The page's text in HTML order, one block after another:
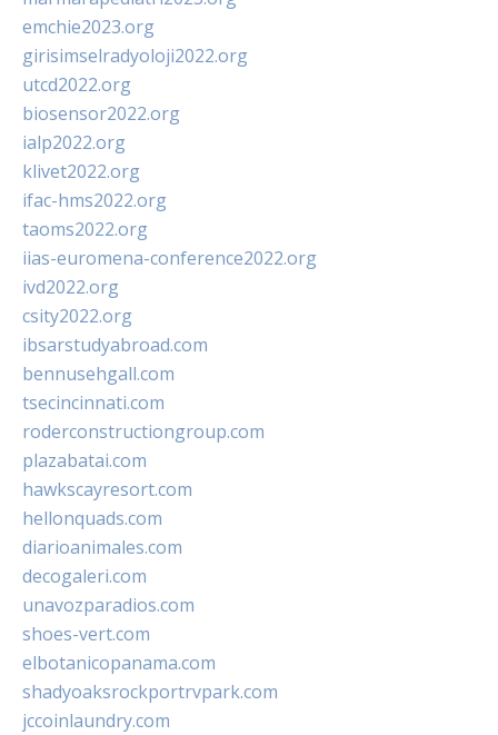
emchie2023.org
girisimselradyoloji2022.org
utcd2022.org
biosensor2022.org
ialp2022.org
klivet2022.org
ifac-hms2022.org
taoms2022.org
iias-euromena-conference2022.org
ivd2022.org
csity2022.org
ibsarstudyabroad.com
bennusehgall.com
tsecincinnati.com
roderconstructiongroup.com
plazabatai.com
hawkscayresort.com
hellonquads.com
diarioanimales.com
decogaleri.com
unavozparadios.com
shoes-vert.com
elbotanicopanama.com
shadyoaksrockportrvpark.com
jccoinlaundry.com